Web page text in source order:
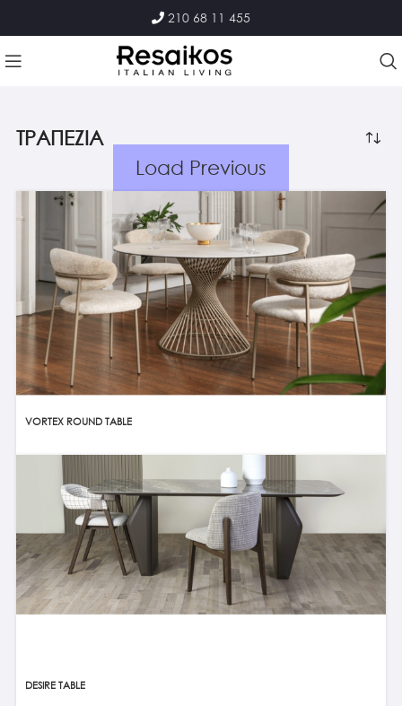
210 68 11 455
ΤΡΑΠΕΖΙΑ
Load Previous
VORTEX ROUND TABLE
DESIRE TABLE